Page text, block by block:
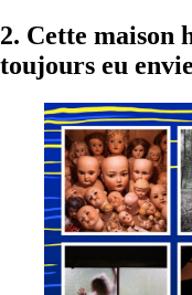
2. Cette maison
toujours eu